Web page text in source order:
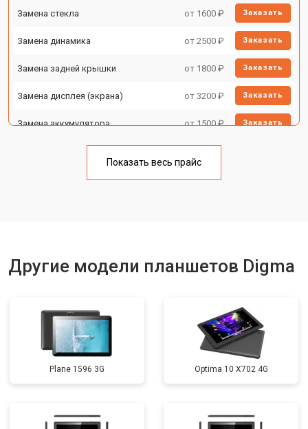
Замена стекла от 1600 ₽ Заказать
Замена динамика от 2500 ₽ Заказать
Замена задней крышки от 1800 ₽ Заказать
Замена дисплея (экрана) от 3200 ₽ Заказать
Замена аккумулятора от 1500 ₽ Заказать
от 1750 ₽
Показать весь прайс
Другие модели планшетов Digma
Plane 1596 3G Optima 10 X702 4G